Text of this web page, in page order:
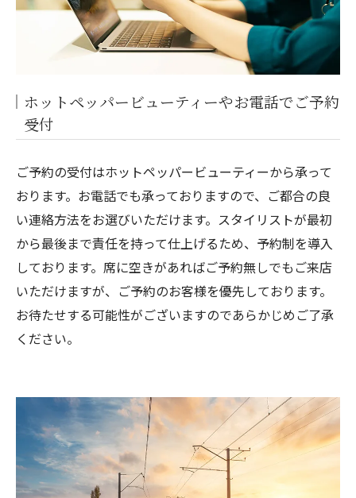
ホットペッパービューティーやお電話でご予約
受付
ご予約の受付はホットペッパービューティーから承って
おります。お電話でも承っておりますので、ご都合の良
い連絡方法をお選びいただけます。スタイリストが最初
から最後まで責任を持って仕上げるため、予約制を導入
しております。席に空きがあればご予約無しでもご来店
いただけますが、ご予約のお客様を優先しております。
お待たせする可能性がございますのであらかじめご了承
ください。